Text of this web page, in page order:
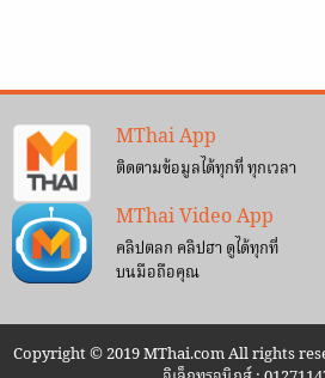
MThai App
ติดตามข้อมูลได้ทุกที่ ทุกเวลา
MThai Video App
คลิปตลก คลิปฮา ดูได้ทุกที่
บนมือถือคุณ
Copyright © 2019 MThai.com All rights